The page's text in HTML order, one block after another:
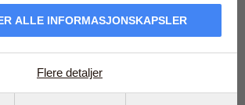
del på D-vitaminets betydning de siste ti
et vitamin som kun er viktig for
og muskelfunksjon, vet vi i dag at
ALLE INFORMASJONSKAPSLER
Flere detaljer